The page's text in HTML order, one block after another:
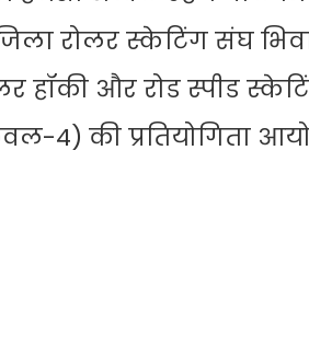
रोलर स्केटिंग संघ
हॉकी और रोड स्पीड
की प्रतियोगिता